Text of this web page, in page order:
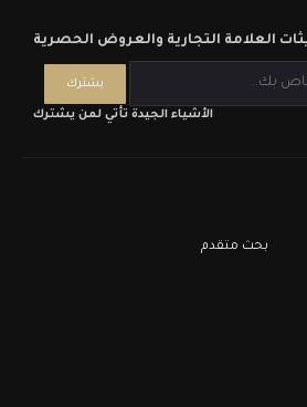
الأشياء الجيدة تأتي لمن يشترك
بحث متقدم